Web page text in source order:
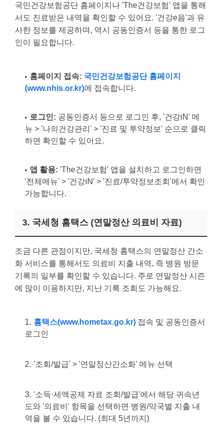
국민건강보험공단 홈페이지나 'The건강보험' 앱을 통해
서도 진료받은 내역을 확인할 수 있어요. '건강e음'과 유
사한 정보를 제공하며, 역시 공동인증서 등을 통한 로그
인이 필요합니다.
홈페이지 접속: 국민건강보험공단 홈페이지
(www.nhis.or.kr)에 접속합니다.
로그인: 공동인증서 등으로 로그인 후, '건강iN' 메
뉴 > '나의건강관리' > '진료 및 투약정보' 순으로 클릭
하면 확인할 수 있어요.
앱 활용: 'The건강보험' 앱을 설치하고 로그인하면
'전체메뉴' > '건강iN' > '진료/투약정보조회'에서 확인
가능합니다.
3. 국세청 홈택스 (연말정산 의료비 자료)
조금 다른 관점이지만, 국세청 홈택스의 연말정산 간소
화 서비스를 통해서도 의료비 지출 내역, 즉 병원 방문
기록의 일부를 확인할 수 있습니다. 주로 연말정산 시즌
에 많이 이용하지만, 지난 기록 조회도 가능해요.
홈택스(www.hometax.go.kr) 접속 및 공동인증서
로그인
'조회/발급' > '연말정산간소화' 메뉴 선택
'소득·세액공제 자료 조회/발급'에서 해당 귀속년
도와 '의료비' 항목을 선택하면 병원/약국별 지출 내
역을 볼 수 있습니다. (최대 5년까지)